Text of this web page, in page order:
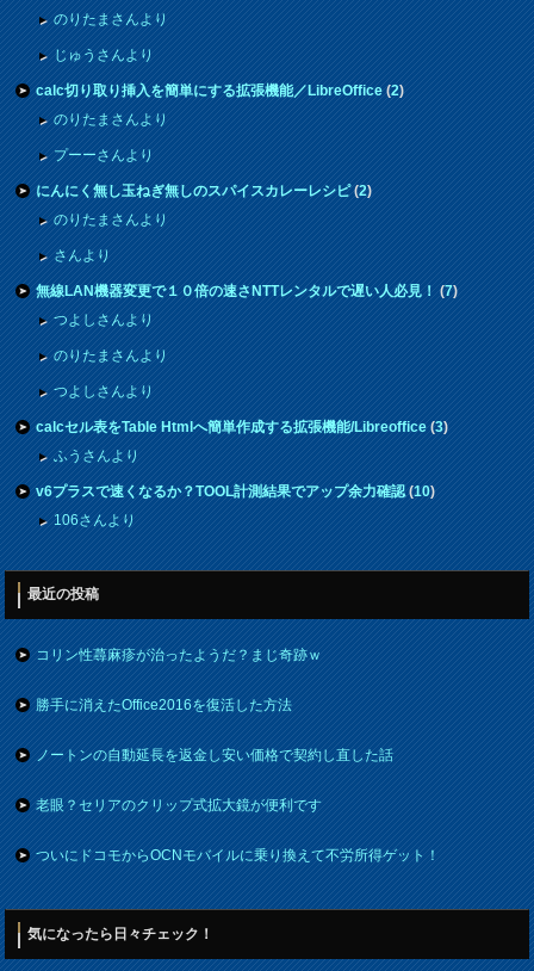
のりたまさんより
じゅうさんより
calc切り取り挿入を簡単にする拡張機能／LibreOffice(2)
のりたまさんより
プーーさんより
にんにく無し玉ねぎ無しのスパイスカレーレシピ(2)
のりたまさんより
さんより
無線LAN機器変更で１０倍の速さNTTレンタルで遅い人必見！(7)
つよしさんより
のりたまさんより
つよしさんより
calcセル表をTable Htmlへ簡単作成する拡張機能/Libreoffice(3)
ふうさんより
v6プラスで速くなるか？TOOL計測結果でアップ余力確認(10)
106さんより
最近の投稿
コリン性蕁麻疹が治ったようだ？まじ奇跡ｗ
勝手に消えたOffice2016を復活した方法
ノートンの自動延長を返金し安い価格で契約し直した話
老眼？セリアのクリップ式拡大鏡が便利です
ついにドコモからOCNモバイルに乗り換えて不労所得ゲット！
気になったら日々チェック！